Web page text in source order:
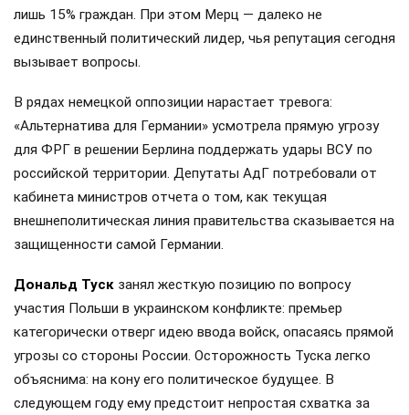
лишь 15% граждан. При этом Мерц — далеко не
единственный политический лидер, чья репутация сегодня
вызывает вопросы.
В рядах немецкой оппозиции нарастает тревога:
«Альтернатива для Германии» усмотрела прямую угрозу
для ФРГ в решении Берлина поддержать удары ВСУ по
российской территории. Депутаты АдГ потребовали от
кабинета министров отчета о том, как текущая
внешнеполитическая линия правительства сказывается на
защищенности самой Германии.
Дональд Туск занял жесткую позицию по вопросу
участия Польши в украинском конфликте: премьер
категорически отверг идею ввода войск, опасаясь прямой
угрозы со стороны России. Осторожность Туска легко
объяснима: на кону его политическое будущее. В
следующем году ему предстоит непростая схватка за